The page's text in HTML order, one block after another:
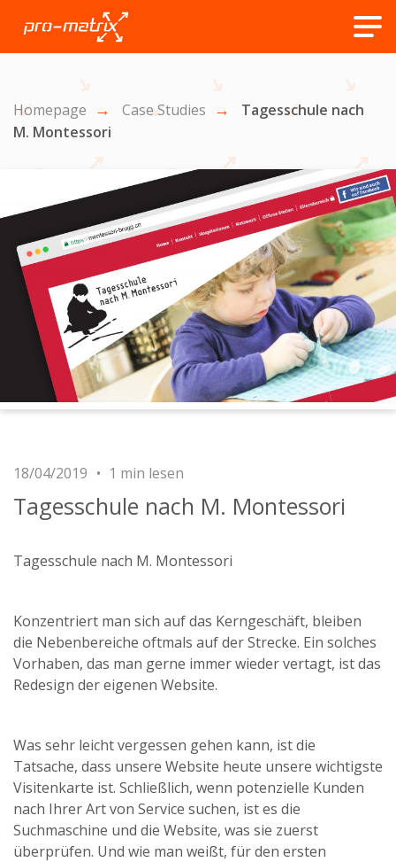
Homepage Case Studies
Tagesschule nach
M. Montessori
18/04/2019 1 min lesen
Tagesschule nach M. Montessori
Tagesschule nach M. Montessori
Konzentriert man sich auf das Kerngeschäft, bleiben
die Nebenbereiche oftmals auf der Strecke. Ein solches
Vorhaben, das man gerne immer wieder vertagt, ist das
Redesign der eigenen Website.
Was sehr leicht vergessen gehen kann, ist die
Tatsache, dass unsere Website heute unsere wichtigste
Visitenkarte ist. Schließlich, wenn potenzielle Kunden
nach Ihrer Art von Service suchen, ist es die
Suchmaschine und die Website, was sie zuerst
überprüfen. Und wie man weißt, für den ersten